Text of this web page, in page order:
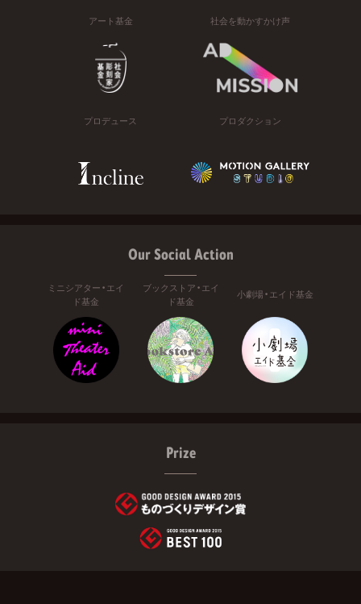
アート基金 社会を動かすかけ声
プロデュース プロダクション
Our Social Action
ミニシアター・エイ
ド基金
ブックストア・エイ
ド基金
小劇場・エイド基金
Prize